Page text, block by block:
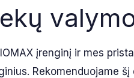
įrenginį ir mes
Rekomenduojame